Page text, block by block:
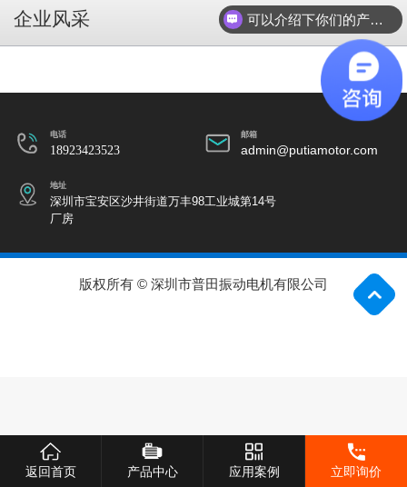
企业风采 分类
电话
18923423523
邮箱
admin@putiamotor.com
地址
深圳市宝安区沙井街道万丰98工业城第14号
厂房
版权所有 © 深圳市普田振动电机有限公司
返回首页 产品中心 应用案例 立即询价
可以介绍下你们的产品么？